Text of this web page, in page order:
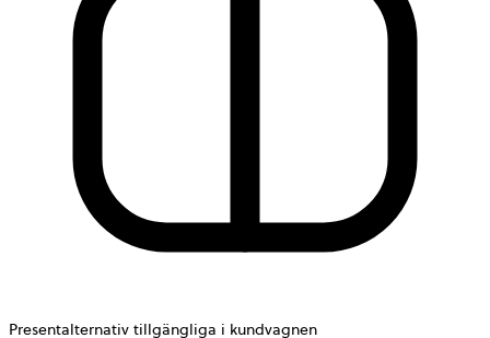
Presentalternativ tillgängliga i kundvagnen